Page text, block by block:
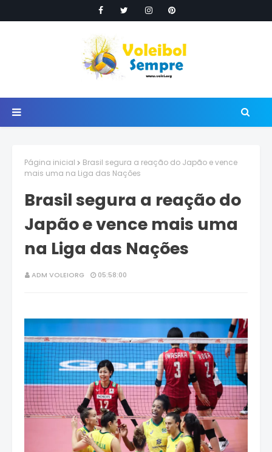
Página inicial
Brasil segura a reação do Japão e vence
mais uma na Liga das Nações
Brasil segura a reação do
Japão e vence mais uma
na Liga das Nações
ADM VOLEIORG 05:58:00